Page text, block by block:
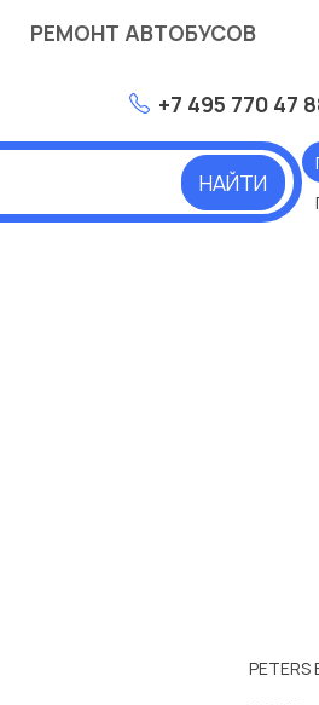
РЕМОНТ АВТОБУСОВ
+7 495 770 47
НАЙТИ
PETERS